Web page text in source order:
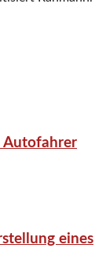
Autofahrer
eines